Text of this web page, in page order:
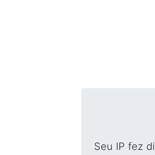
Seu IP fez